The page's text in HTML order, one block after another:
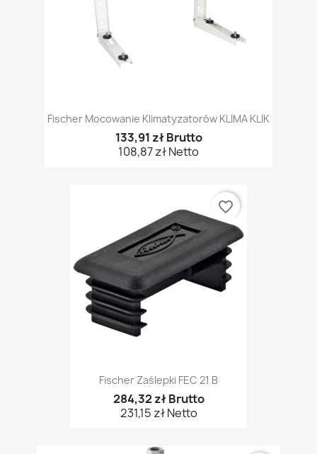
Fischer Mocowanie Klimatyzatorów KLIMA KLIK
133,91 zł Brutto
108,87 zł Netto
Fischer Zaślepki FEC 21 B
284,32 zł Brutto
231,15 zł Netto
favorite_border